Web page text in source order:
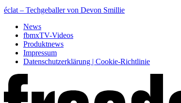
éclat – Techgeballer von Devon Smillie
News
fbmxTV-Videos
Produktnews
Impressum
Datenschutzerklärung | Cookie-Richtlinie